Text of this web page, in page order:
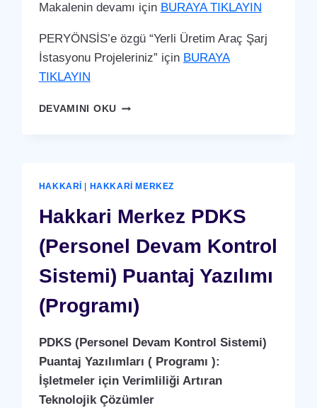
Makalenin devamı için BURAYA TIKLAYIN
PERYÖNSİS’e özgü “Yerli Üretim Araç Şarj
İstasyonu Projeleriniz” için BURAYA
TIKLAYIN
DEVAMINI OKUHAKKARI
(YERLI
HAKKARI HAKKARI MERKEZ
Hakkari Merkez PDKS
(Personel Devam Kontrol
Sistemi) Puantaj Yazılımı
(Programı)
PDKS (Personel Devam Kontrol Sistemi)
Puantaj Yazılımları ( Programı ):
İşletmeler için Verimliliği Artıran
Teknolojik Çözümler